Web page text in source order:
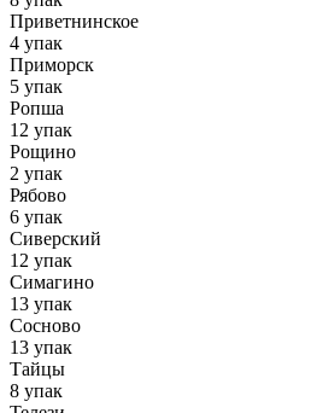
Приветнинское
4 упак
Приморск
5 упак
Ропша
12 упак
Рощино
2 упак
Рябово
6 упак
Сиверский
12 упак
Симагино
13 упак
Сосново
13 упак
Тайцы
8 упак